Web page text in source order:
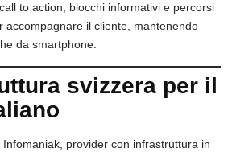
to action, blocchi informativi e percorsi
accompagnare il cliente, mantenendo
da smartphone.
svizzera per il
provider con infrastruttura in